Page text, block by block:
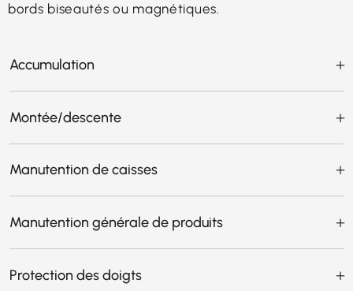
bords biseautés ou magnétiques.
Accumulation
Montée/descente
Manutention de caisses
Manutention générale de produits
Protection des doigts